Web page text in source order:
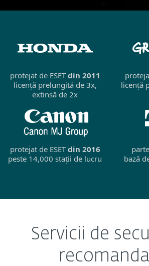
protejat de ESETdin 2011
licență prelungită de 3x,
extinsă de 2x
licență
protejat de ESETdin 2016
peste 14,000 stații de lucru
bază
Servicii de